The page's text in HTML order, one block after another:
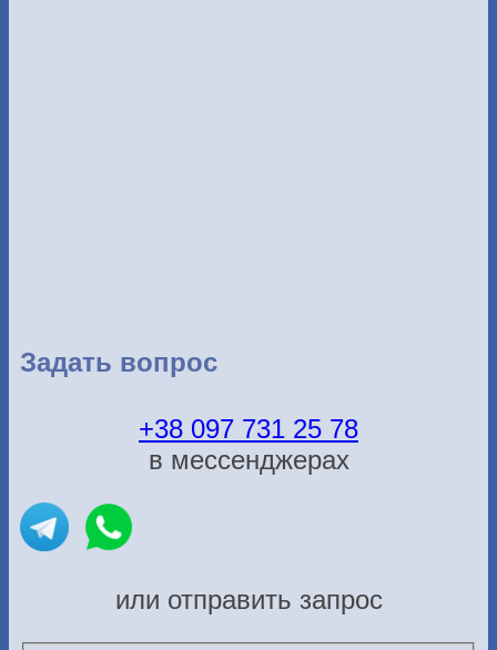
Задать вопрос
+38 097 731 25 78
в мессенджерах
или отправить запрос